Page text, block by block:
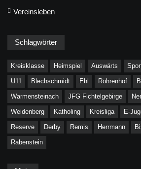
Vereinsleben
Schlagwörter
Kreisklasse Heimspiel Auswärts
U11 Blechschmidt Ehl Röhrenhof
Warmensteinach JFG Fichtelgebirge
Weidenberg Katholing Kreisliga E-
Reserve Derby Remis Herrmann
Rabenstein